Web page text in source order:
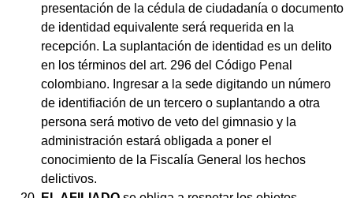
presentación de la cédula de ciudadanía o documento
de identidad equivalente será requerida en la
recepción. La suplantación de identidad es un delito
en los términos del art. 296 del Código Penal
colombiano. Ingresar a la sede digitando un número
de identifiación de un tercero o suplantando a otra
persona será motivo de veto del gimnasio y la
administración estará obligada a poner el
conocimiento de la Fiscalía General los hechos
delictivos.